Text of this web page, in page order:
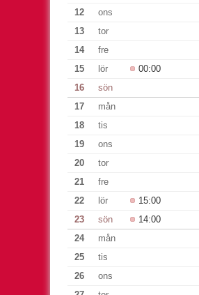
12
ons
13
tor
14
fre
15
lör 00:00
16
sön
17
mån
18
tis
19
ons
20
tor
21
fre
22
lör 15:00
23
sön 14:00
24
mån
25
tis
26
ons